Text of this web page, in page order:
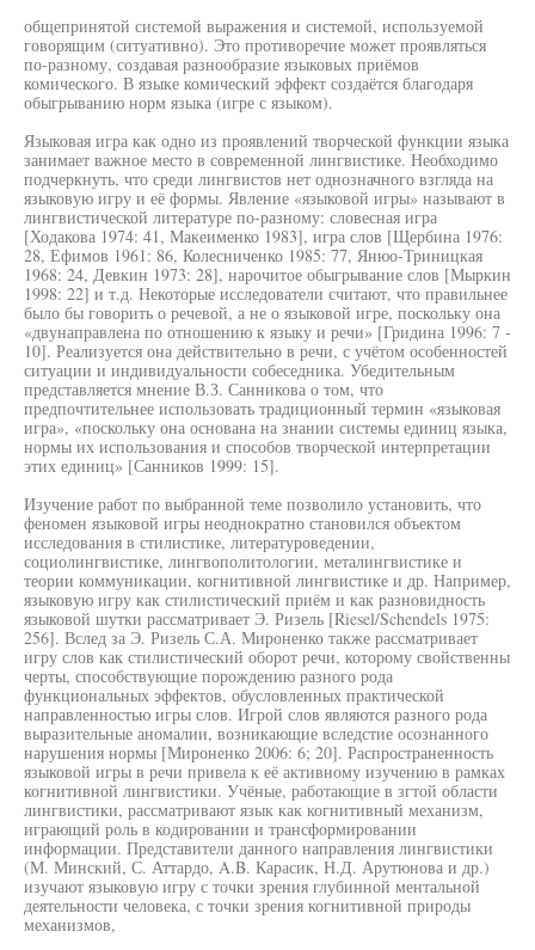
общепринятой системой выражения и системой, используемой
говорящим (ситуативно). Это противоречие может проявляться
по-разному, создавая разнообразие языковых приёмов
комического. В языке комический эффект создаётся благодаря
обыгрыванию норм языка (игре с языком).
Языковая игра как одно из проявлений творческой функции языка
занимает важное место в современной лингвистике. Необходимо
подчеркнуть, что среди лингвистов нет однозначного взгляда на
языковую игру и её формы. Явление «языковой игры» называют в
лингвистической литературе по-разному: словесная игра
[Ходакова 1974: 41, Макеименко 1983], игра слов [Щербина 1976:
28, Ефимов 1961: 86, Колесниченко 1985: 77, Янюо-Триницкая
1968: 24, Девкин 1973: 28], нарочитое обыгрывание слов [Мыркин
1998: 22] и т.д. Некоторые исследователи считают, что правильнее
было бы говорить о речевой, а не о языковой игре, поскольку она
«двунаправлена по отношению к языку и речи» [Гридина 1996: 7 -
10]. Реализуется она действительно в речи, с учётом особенностей
ситуации и индивидуальности собеседника. Убедительным
представляется мнение В.З. Санникова о том, что
предпочтительнее использовать традиционный термин «языковая
игра», «поскольку она основана на знании системы единиц языка,
нормы их использования и способов творческой интерпретации
этих единиц» [Санников 1999: 15].
Изучение работ по выбранной теме позволило установить, что
феномен языковой игры неоднократно становился объектом
исследования в стилистике, литературоведении,
социолингвистике, лингвополитологии, металингвистике и
теории коммуникации, когнитивной лингвистике и др. Например,
языковую игру как стилистический приём и как разновидность
языковой шутки рассматривает Э. Ризель [Riesel/Schendels 1975:
256]. Вслед за Э. Ризель С.А. Мироненко также рассматривает
игру слов как стилистический оборот речи, которому свойственны
черты, способствующие порождению разного рода
функциональных эффектов, обусловленных практической
направленностью игры слов. Игрой слов являются разного рода
выразительные аномалии, возникающие вследстие осознанного
нарушения нормы [Мироненко 2006: 6; 20]. Распространенность
языковой игры в речи привела к её активному изучению в рамках
когнитивной лингвистики. Учёные, работающие в згтой области
лингвистики, рассматривают язык как когнитивный механизм,
играющий роль в кодировании и трансформировании
информации. Представители данного направления лингвистики
(М. Минский, С. Аттардо, A.B. Карасик, Н.Д. Арутюнова и др.)
изучают языковую игру с точки зрения глубинной ментальной
деятельности человека, с точки зрения когнитивной природы
механизмов,